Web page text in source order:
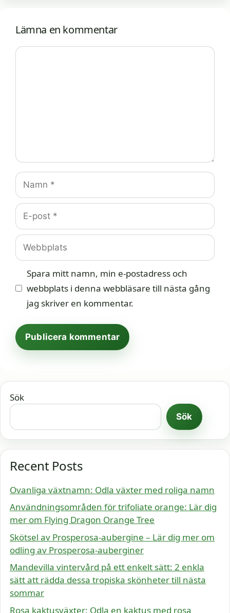
Lämna en kommentar
Kommentar
Namn
E-
post
Webbplats
Spara mitt namn, min e-postadress och
webbplats i denna webbläsare till nästa gång
jag skriver en kommentar.
Sök
Sök
Recent Posts
Ovanliga växtnamn: Odla växter med roliga namn
Användningsområden för trifoliate orange: Lär dig
mer om Flying Dragon Orange Tree
Skötsel av Prosperosa-aubergine – Lär dig mer om
odling av Prosperosa-auberginer
Mandevilla vintervård på ett enkelt sätt: 2 enkla
sätt att rädda dessa tropiska skönheter till nästa
sommar
Rosa kaktusväxter: Odla en kaktus med rosa